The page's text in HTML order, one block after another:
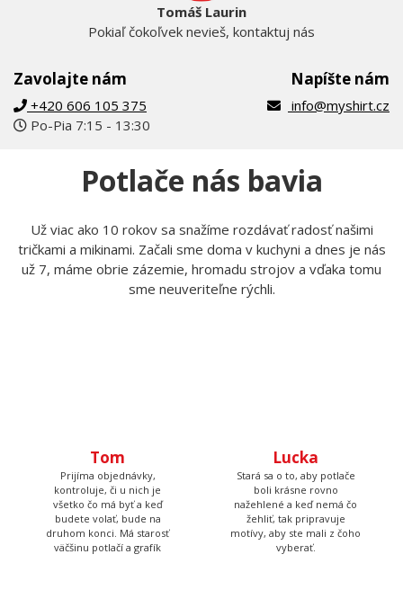
Zavolajte nám
+420 606 105 375
Po-Pia 7:15 - 13:30
Tomáš Laurin
Pokiaľ čokoľvek nevieš, kontaktuj nás
Napíšte nám
info@myshirt.cz
Potlače nás bavia
Už viac ako 10 rokov sa snažíme rozdávať radosť našimi
tričkami a mikinami. Začali sme doma v kuchyni a dnes je nás
už 7, máme obrie zázemie, hromadu strojov a vďaka tomu
sme neuveriteľne rýchli.
Tom
Prijíma objednávky,
kontroluje, či u nich je
všetko čo má byť a keď
budete volať, bude na
druhom konci. Má starosť
väčšinu potlačí a grafík
Lucka
Stará sa o to, aby potlače
boli krásne rovno
nažehlené a keď nemá čo
žehliť, tak pripravuje
motívy, aby ste mali z čoho
vyberať.